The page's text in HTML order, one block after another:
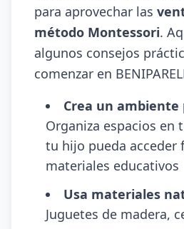
para aprovechar las
método Montessori.
algunos consejos
comenzar en
Crea un ambiente
Organiza espacios en
tu hijo pueda acceder
materiales educativos
Usa materiales
Juguetes de madera,